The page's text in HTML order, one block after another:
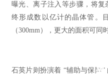
曝光、离子注入等步骤，将
终形成数以亿计的晶体管。
（300mm），更大的面积可同
石英片则扮演着 “辅助与保障